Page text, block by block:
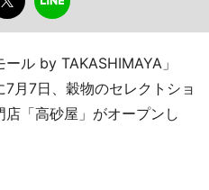
ル by TAKASHIMAYA」
7月7日、穀物のセレクトショ
「高砂屋」がオープンし